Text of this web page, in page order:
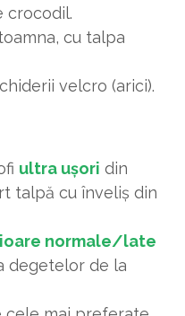
crocodil.
cu talpa
velcro (arici).
ultra ușori din
talpă cu înveliș din
normale/late
degetelor de la